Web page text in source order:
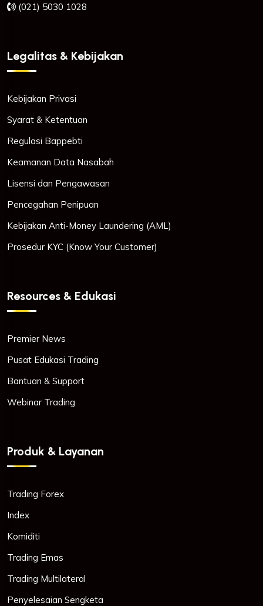
(021) 5030 1028
Legalitas & Kebijakan
Kebijakan Privasi
Syarat & Ketentuan
Regulasi Bappebti
Keamanan Data Nasabah
Lisensi dan Pengawasan
Pencegahan Penipuan
Kebijakan Anti-Money Laundering (AML)
Prosedur KYC (Know Your Customer)
Resources & Edukasi
Premier News
Pusat Edukasi Trading
Bantuan & Support
Webinar Trading
Produk & Layanan
Trading Forex
Index
Komiditi
Trading Emas
Trading Multilateral
Penyelesaian Sengketa